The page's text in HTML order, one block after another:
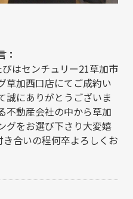
：
はセンチュリー21草加市
草加西口店にてご成約い
誠にありがとうございま
不動産会社の中から草加
グをお選び下さり大変嬉
合いの程何卒よろしくお